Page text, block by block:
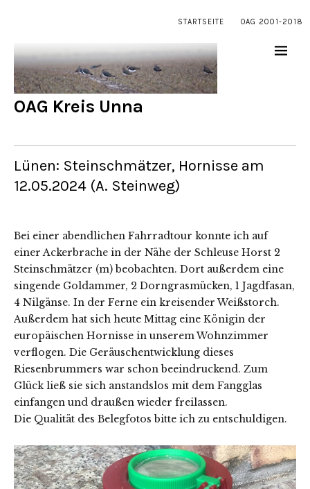
STARTSEITE OAG 2001-2018
OAG Kreis Unna
Lünen: Steinschmätzer, Hornisse am
12.05.2024 (A. Steinweg)
Bei einer abendlichen Fahrradtour konnte ich auf
einer Ackerbrache in der Nähe der Schleuse Horst 2
Steinschmätzer (m) beobachten. Dort außerdem eine
singende Goldammer, 2 Dorngrasmücken, 1 Jagdfasan,
4 Nilgänse. In der Ferne ein kreisender Weißstorch.
Außerdem hat sich heute Mittag eine Königin der
europäischen Hornisse in unserem Wohnzimmer
verflogen. Die Geräuschentwicklung dieses
Riesenbrummers war schon beeindruckend. Zum
Glück ließ sie sich anstandslos mit dem Fangglas
einfangen und draußen wieder freilassen.
Die Qualität des Belegfotos bitte ich zu entschuldigen.